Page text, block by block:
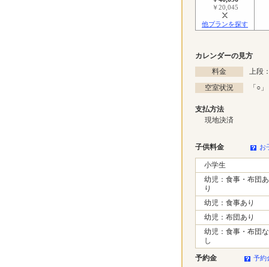
￥20,045
他プランを探す
カレンダーの見方
料金
上段
空室状況
「○
支払方法
現地決済
子供料金 お
小学生
幼児：食事・布団あ
り
幼児：食事あり
幼児：布団あり
幼児：食事・布団な
し
予約金 予約